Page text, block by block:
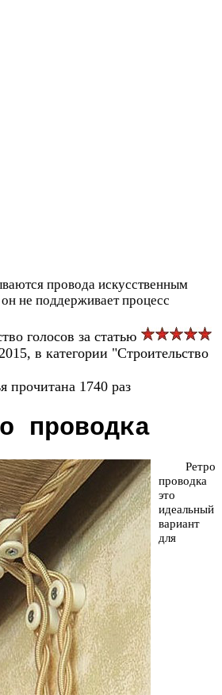
провода искусственным
не поддерживает процесс
голосов за статью
в категории "Строительство
прочитана 1740 раз
проводка
Ретро
проводка
это
идеальный
вариант
для